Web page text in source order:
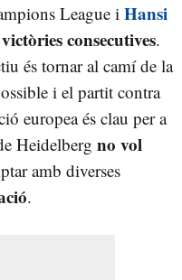
League i Hansi
consecutives.
és tornar al camí de la
i el partit contra
europea és clau per a
Heidelberg no vol
amb diverses
.